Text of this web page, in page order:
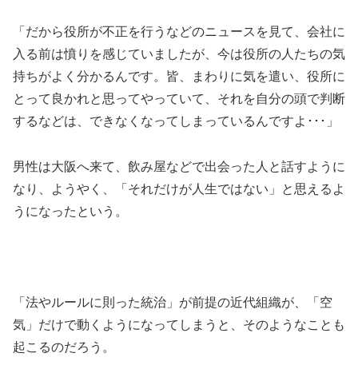
「だから役所が不正を行うなどのニュースを見て、会社に
入る前は憤りを感じていましたが、今は役所の人たちの気
持ちがよく分かるんです。皆、まわりに気を遣い、役所に
とって良かれと思ってやっていて、それを自分の頭で判断
するなどは、できなくなってしまっているんですよ･･･」
男性は大阪へ来て、飲み屋などで出会った人と話すように
なり、ようやく、「それだけが人生ではない」と思えるよ
うになったという。
「法やルールに則った統治」が前提の近代組織が、「空
気」だけで動くようになってしまうと、そのようなことも
起こるのだろう。